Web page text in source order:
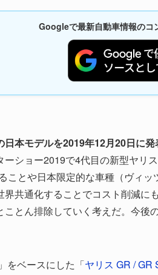
Googleで最新自動車情報のコ
日本モデルを2019年12月20日に
ショー2019で4代目の新型ヤリ
ことや日本限定的な車種（ヴィ
界共通化することでコスト削減
とん排除していく考えだ。今後
をベースにした「ヤリス GR / GR